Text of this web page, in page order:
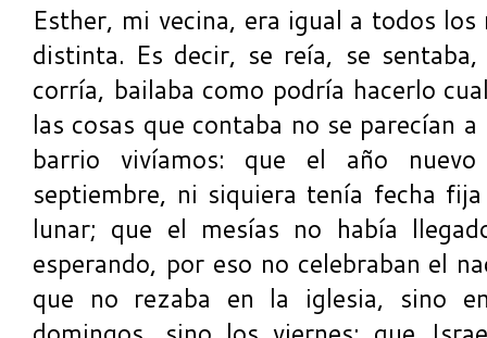
Esther, mi vecina, era igual a todos
distinta. Es decir, se reía, se
corría, bailaba como podría hacerlo
las cosas que contaba no se parecían
barrio vivíamos: que el año
septiembre, ni siquiera tenía fecha
lunar; que el mesías no había
esperando, por eso no celebraban el
que no rezaba en la iglesia, sino